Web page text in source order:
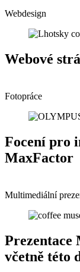
Webdesign
Webové
Fotopráce
Focení pro
MaxFactor
Multimediální
Prezentace
včetně této